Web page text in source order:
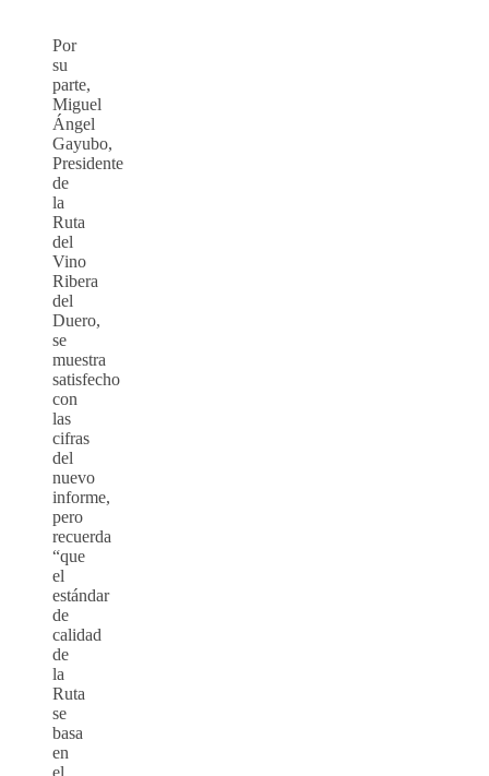
Por
su
parte,
Miguel
Ángel
Gayubo,
Presidente
de
la
Ruta
del
Vino
Ribera
del
Duero,
se
muestra
satisfecho
con
las
cifras
del
nuevo
informe,
pero
recuerda
“que
el
estándar
de
calidad
de
la
Ruta
se
basa
en